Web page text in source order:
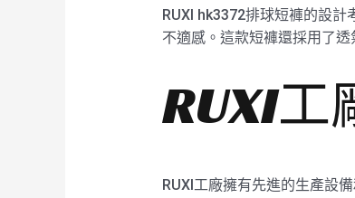
RUXI hk3372排球短褲的設
不適感。這款短褲還採用了
RUXI工
RUXI工廠擁有先進的生產設